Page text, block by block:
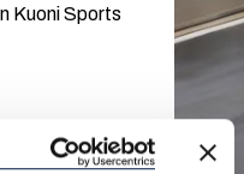
Kuoni Sports